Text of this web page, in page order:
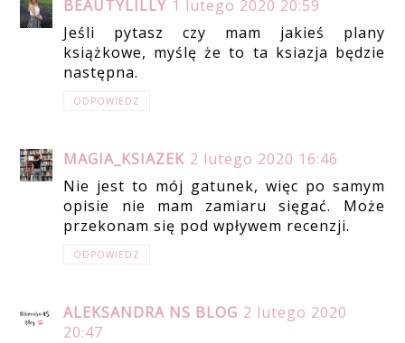
BEAUTYLILLY 1 lutego 2020 20:59
Jeśli pytasz czy mam jakieś plany
książkowe, myślę że to ta ksiazja będzie
następna.
ODPOWIEDZ
MAGIA_KSIAZEK 2 lutego 2020 16:46
Nie jest to mój gatunek, więc po samym
opisie nie mam zamiaru sięgać. Może
przekonam się pod wpływem recenzji.
ODPOWIEDZ
ALEKSANDRA NS BLOG 2 lutego 2020
20:47